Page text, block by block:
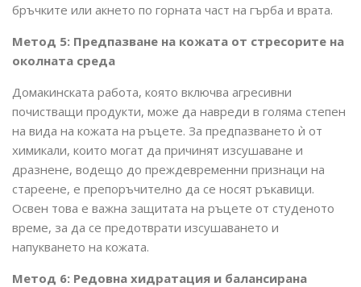
бръчките или акнето по горната част на гърба и врата.
Метод 5: Предпазване на кожата от стресорите на
околната среда
Домакинската работа, която включва агресивни
почистващи продукти, може да навреди в голяма степен
на вида на кожата на ръцете. За предпазването ѝ от
химикали, които могат да причинят изсушаване и
дразнене, водещо до преждевременни признаци на
стареене, е препоръчително да се носят ръкавици.
Освен това е важна защитата на ръцете от студеното
време, за да се предотврати изсушаването и
напукването на кожата.
Метод 6: Редовна хидратация и балансирана